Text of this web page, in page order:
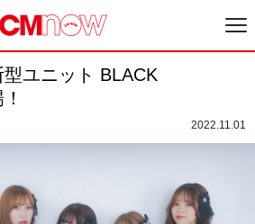
ユニット BLACK
2022.11.01